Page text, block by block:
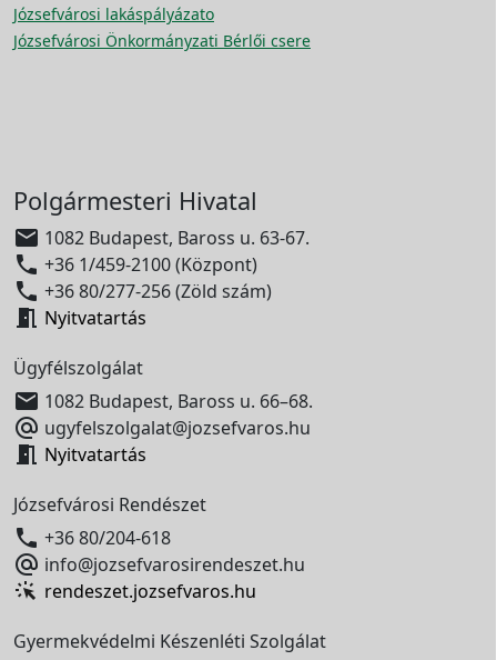
Józsefvárosi lakáspályázato
Józsefvárosi Önkormányzati Bérlői csere
Polgármesteri Hivatal
 1082 Budapest, Baross u. 63-67.
 +36 1/459-2100 (Központ)
 +36 80/277-256 (Zöld szám)
 Nyitvatartás
Ügyfélszolgálat
 1082 Budapest, Baross u. 66–68.
 ugyfelszolgalat@jozsefvaros.hu
 Nyitvatartás
Józsefvárosi Rendészet
 +36 80/204-618
 info@jozsefvarosirendeszet.hu
rendeszet.jozsefvaros.hu
Gyermekvédelmi Készenléti Szolgálat